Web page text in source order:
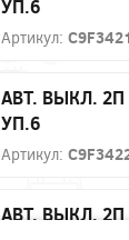
УП.6
Артикул:
АВТ. ВЫКЛ. 2П
УП.6
Артикул:
АВТ. ВЫКЛ. 2П